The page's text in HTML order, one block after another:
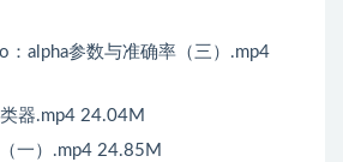
：alpha参数与准确率（三）.mp4
器.mp4 24.04M
一）.mp4 24.85M